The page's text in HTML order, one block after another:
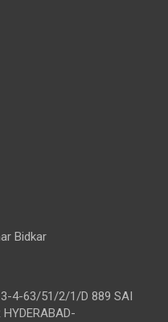
Bidkar
3-4-63/51/2/1/D 889 SAI